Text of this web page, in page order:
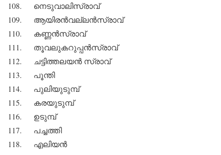
108. നെടുവാലിസ്രാവ്
109. ആയിരന്‍വല്ലന്‍സ്രാവ്
110. കണ്ണന്‍സ്രാവ്
111. തൂവലുകറുപ്പന്‍സ്രാവ്
112. ചട്ടിത്തലയന്‍ സ്രാവ്
113. പൂന്തി
114. പുലിയുടുമ്പ്
115. കരയുടുമ്പ്
116. ഉടുമ്പ്
117. പച്ചത്തി
118. എലിയന്‍